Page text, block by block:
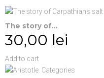
The story of...
30,00 lei
Add to cart